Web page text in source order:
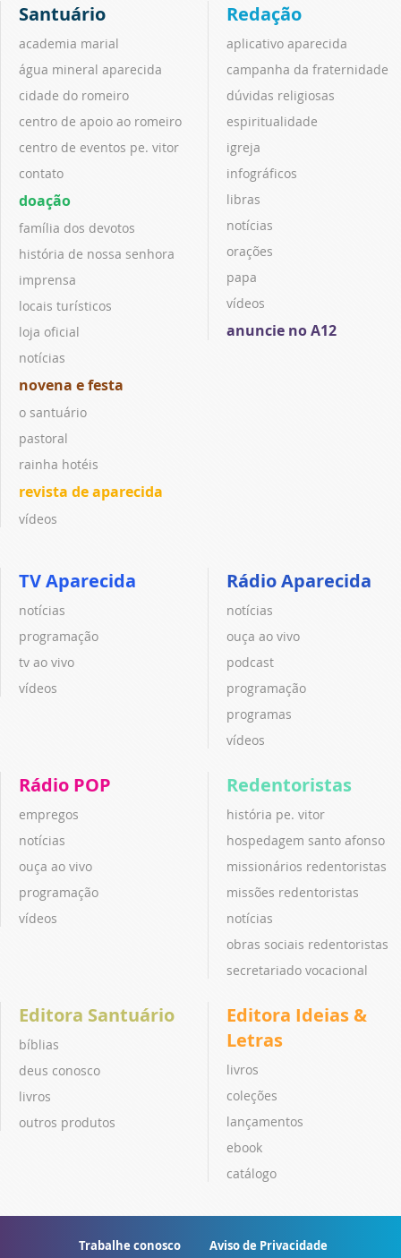
Santuário
academia marial
água mineral aparecida
cidade do romeiro
centro de apoio ao romeiro
centro de eventos pe. vitor
contato
doação
família dos devotos
história de nossa senhora
imprensa
locais turísticos
loja oficial
notícias
novena e festa
o santuário
pastoral
rainha hotéis
revista de aparecida
vídeos
Redação
aplicativo aparecida
campanha da fraternidade
dúvidas religiosas
espiritualidade
igreja
infográficos
libras
notícias
orações
papa
vídeos
anuncie no A12
TV Aparecida
notícias
programação
tv ao vivo
vídeos
Rádio Aparecida
notícias
ouça ao vivo
podcast
programação
programas
vídeos
Rádio POP
empregos
notícias
ouça ao vivo
programação
vídeos
Redentoristas
história pe. vitor
hospedagem santo afonso
missionários redentoristas
missões redentoristas
notícias
obras sociais redentoristas
secretariado vocacional
Editora Santuário
bíblias
deus conosco
livros
outros produtos
Editora Ideias &
Letras
livros
coleções
lançamentos
ebook
catálogo
Trabalhe conosco Aviso de Privacidade